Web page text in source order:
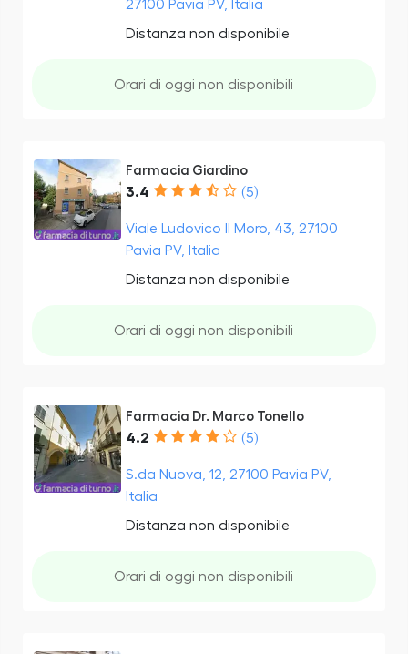
27100 Pavia PV, Italia
Distanza non disponibile
Orari di oggi non disponibili
Farmacia Giardino
3.4 (5)
Viale Ludovico Il Moro, 43, 27100
Pavia PV, Italia
Distanza non disponibile
Orari di oggi non disponibili
Farmacia Dr. Marco Tonello
4.2 (5)
S.da Nuova, 12, 27100 Pavia PV,
Italia
Distanza non disponibile
Orari di oggi non disponibili